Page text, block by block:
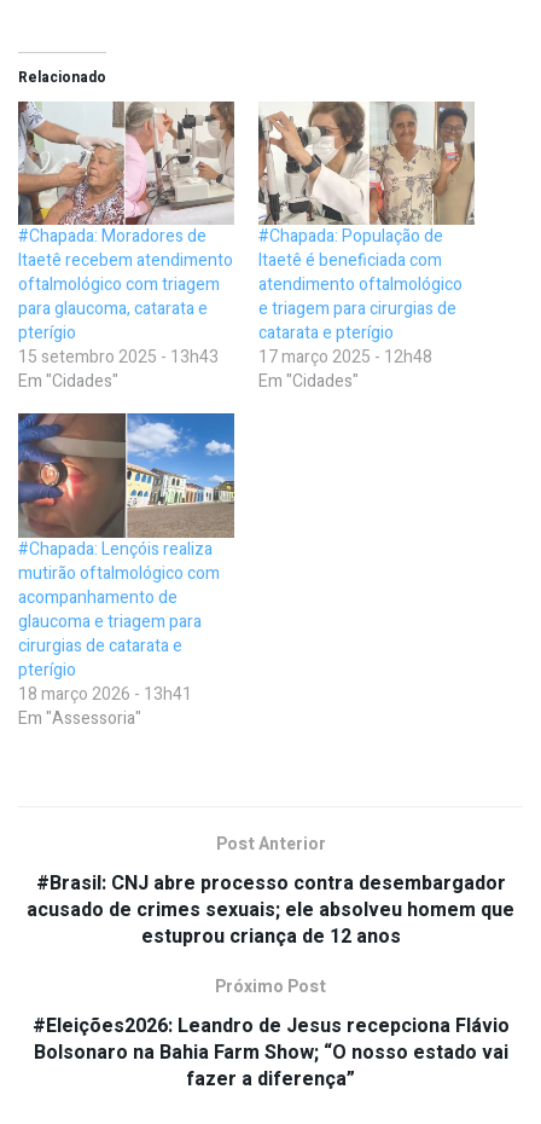
Relacionado
#Chapada: Moradores de
Itaetê recebem atendimento
oftalmológico com triagem
para glaucoma, catarata e
pterígio
15 setembro 2025 - 13h43
Em "Cidades"
#Chapada: População de
Itaetê é beneficiada com
atendimento oftalmológico
e triagem para cirurgias de
catarata e pterígio
17 março 2025 - 12h48
Em "Cidades"
#Chapada: Lençóis realiza
mutirão oftalmológico com
acompanhamento de
glaucoma e triagem para
cirurgias de catarata e
pterígio
18 março 2026 - 13h41
Em "Assessoria"
Post Anterior
#Brasil: CNJ abre processo contra desembargador
acusado de crimes sexuais; ele absolveu homem que
estuprou criança de 12 anos
Próximo Post
#Eleições2026: Leandro de Jesus recepciona Flávio
Bolsonaro na Bahia Farm Show; “O nosso estado vai
fazer a diferença”